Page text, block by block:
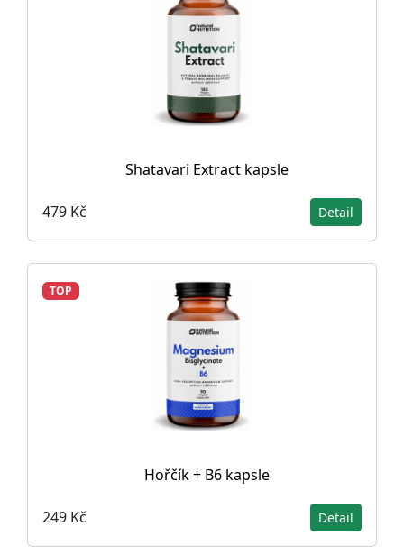
Shatavari Extract kapsle
479 Kč Detail
TOP
Hořčík + B6 kapsle
249 Kč Detail